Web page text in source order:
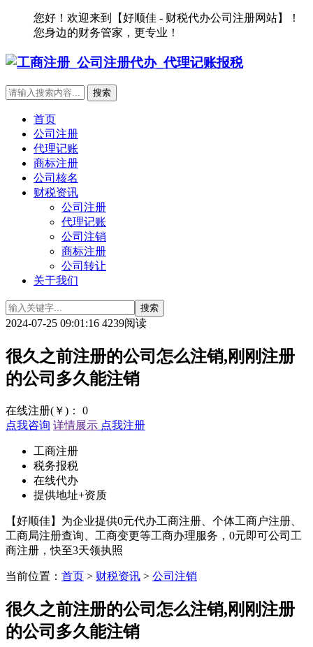
您好！欢迎来到【好顺佳 - 财税代办公司注册网站】！
您身边的财务管家，更专业！
首页
公司注册
代理记账
商标注册
公司核名
财税资讯
公司注册
代理记账
公司注销
商标注册
公司转让
关于我们
2024-07-25 09:01:16 4239阅读
很久之前注册的公司怎么注销,刚刚注册
的公司多久能注销
在线注册(￥)：
0
点我咨询 详情展示 点我注册
工商注册
税务报税
在线代办
提供地址+资质
【好顺佳】为企业提供0元代办工商注册、个体工商户注册、
工商局注册查询、工商变更等工商办理服务，0元即可公司工
商注册，快至3天领执照
当前位置： 首页 > 财税资讯 > 公司注销
很久之前注册的公司怎么注销,刚刚注册
的公司多久能注销